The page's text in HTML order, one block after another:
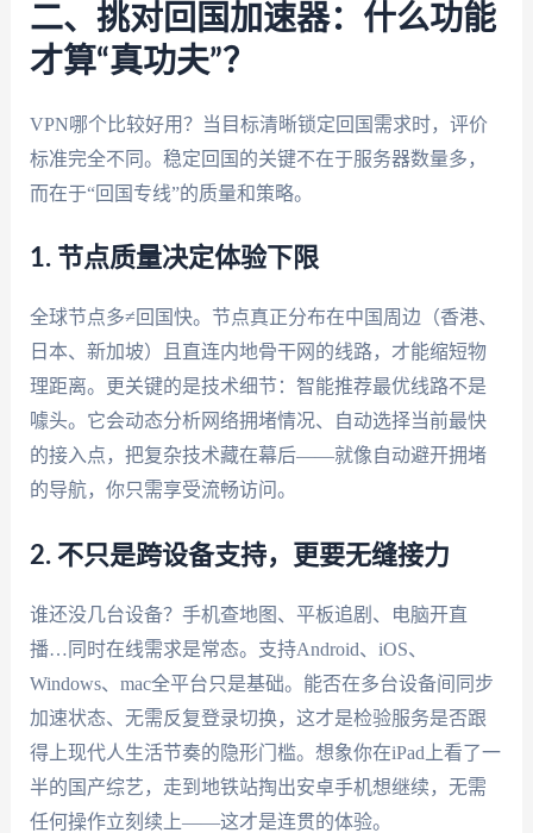
二、挑对回国加速器：什么功能
才算“真功夫”？
VPN哪个比较好用？当目标清晰锁定回国需求时，评价
标准完全不同。稳定回国的关键不在于服务器数量多，
而在于“回国专线”的质量和策略。
1. 节点质量决定体验下限
全球节点多≠回国快。节点真正分布在中国周边（香港、
日本、新加坡）且直连内地骨干网的线路，才能缩短物
理距离。更关键的是技术细节：智能推荐最优线路不是
噱头。它会动态分析网络拥堵情况、自动选择当前最快
的接入点，把复杂技术藏在幕后——就像自动避开拥堵
的导航，你只需享受流畅访问。
2. 不只是跨设备支持，更要无缝接力
谁还没几台设备？手机查地图、平板追剧、电脑开直
播…同时在线需求是常态。支持Android、iOS、
Windows、mac全平台只是基础。能否在多台设备间同步
加速状态、无需反复登录切换，这才是检验服务是否跟
得上现代人生活节奏的隐形门槛。想象你在iPad上看了一
半的国产综艺，走到地铁站掏出安卓手机想继续，无需
任何操作立刻续上——这才是连贯的体验。